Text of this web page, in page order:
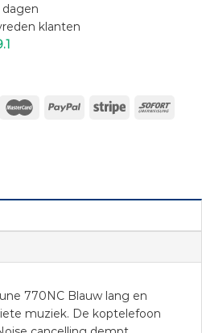
klanten
770NC Blauw lang en
muziek. De koptelefoon